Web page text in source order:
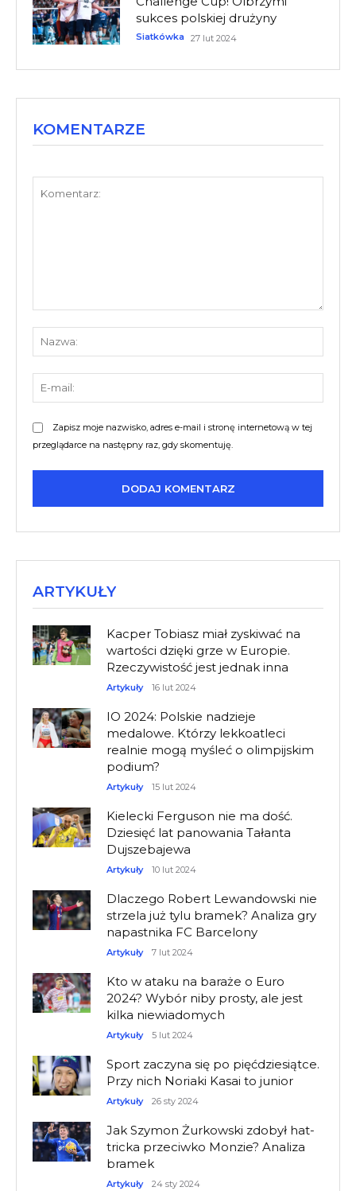
sukces polskiej drużyny
Siatkówka 27 lut 2024
KOMENTARZE
Zapisz moje nazwisko, adres e-mail i stronę internetową w tej
przeglądarce na następny raz, gdy skomentuję.
ARTYKUŁY
Kacper Tobiasz miał zyskiwać na
wartości dzięki grze w Europie.
Rzeczywistość jest jednak inna
Artykuły 16 lut 2024
IO 2024: Polskie nadzieje
medalowe. Którzy lekkoatleci
realnie mogą myśleć o olimpijskim
podium?
Artykuły 15 lut 2024
Kielecki Ferguson nie ma dość.
Dziesięć lat panowania Tałanta
Dujszebajewa
Artykuły 10 lut 2024
Dlaczego Robert Lewandowski nie
strzela już tylu bramek? Analiza gry
napastnika FC Barcelony
Artykuły 7 lut 2024
Kto w ataku na baraże o Euro
2024? Wybór niby prosty, ale jest
kilka niewiadomych
Artykuły 5 lut 2024
Sport zaczyna się po pięćdziesiątce.
Przy nich Noriaki Kasai to junior
Artykuły 26 sty 2024
Jak Szymon Żurkowski zdobył hat-
tricka przeciwko Monzie? Analiza
bramek
Artykuły 24 sty 2024